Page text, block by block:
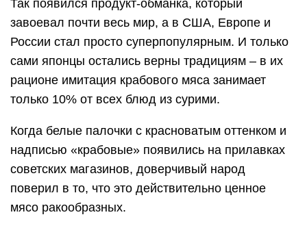
Так появился продукт-обманка, который
завоевал почти весь мир, а в США, Европе и
России стал просто суперпопулярным. И только
сами японцы остались верны традициям – в их
рационе имитация крабового мяса занимает
только 10% от всех блюд из сурими.
Когда белые палочки с красноватым оттенком и
надписью «крабовые» появились на прилавках
советских магазинов, доверчивый народ
поверил в то, что это действительно ценное
мясо ракообразных.